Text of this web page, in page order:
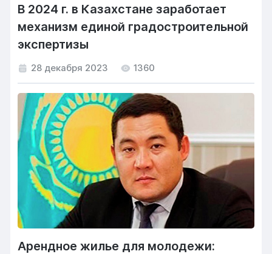
В 2024 г. в Казахстане заработает
механизм единой градостроительной
экспертизы
28 декабря 2023 1360
Арендное жилье для молодежи: